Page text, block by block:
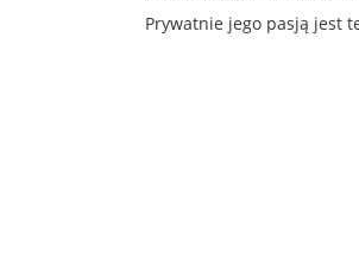
Prywatnie jego pasją jest